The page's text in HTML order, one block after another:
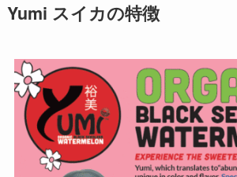
Yumi スイカの特徴